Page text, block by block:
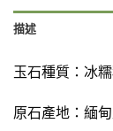
描述
玉石種質： 冰
原石產地：緬